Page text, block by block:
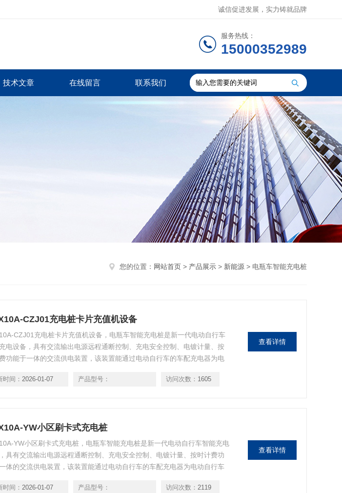
诚信促进发展，实力铸就品牌
服务热线：
15000352989
技术文章 在线留言 联系我们
您的位置： 网站首页 > 产品展示 > 新能源 > 电瓶车智能充电桩
CZJ01充电桩卡片充值机设备
CZJ01充电桩卡片充值机设备，电瓶车智能充电桩是新一代电动自行车
电设备，具有交流输出电源远程通断控制、充电安全控制、电镀计量、按
功能于一体的交流供电装置，该装置能通过电动自行车的车配充电器为电
时间： 2026-01-07 产品型号： 访问次数： 1605
查看详情
YW小区刷卡式充电桩
YW小区刷卡式充电桩，电瓶车智能充电桩是新一代电动自行车智能充电
具有交流输出电源远程通断控制、充电安全控制、电镀计量、按时计费功
体的交流供电装置，该装置能通过电动自行车的车配充电器为电动自行车
时间： 2026-01-07 产品型号： 访问次数： 2119
查看详情